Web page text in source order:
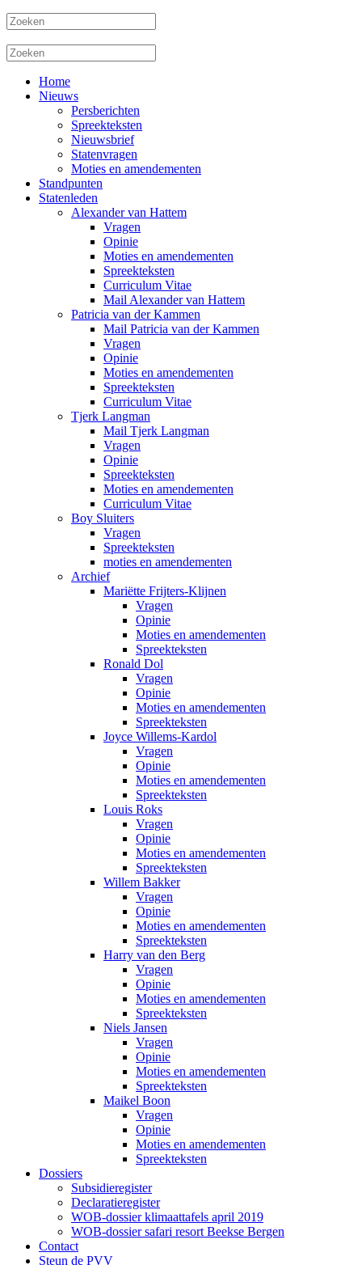
Home
Nieuws
Persberichten
Spreekteksten
Nieuwsbrief
Statenvragen
Moties en amendementen
Standpunten
Statenleden
Alexander van Hattem
Vragen
Opinie
Moties en amendementen
Spreekteksten
Curriculum Vitae
Mail Alexander van Hattem
Patricia van der Kammen
Mail Patricia van der Kammen
Vragen
Opinie
Moties en amendementen
Spreekteksten
Curriculum Vitae
Tjerk Langman
Mail Tjerk Langman
Vragen
Opinie
Spreekteksten
Moties en amendementen
Curriculum Vitae
Boy Sluiters
Vragen
Spreekteksten
moties en amendementen
Archief
Mariëtte Frijters-Klijnen
Vragen
Opinie
Moties en amendementen
Spreekteksten
Ronald Dol
Vragen
Opinie
Moties en amendementen
Spreekteksten
Joyce Willems-Kardol
Vragen
Opinie
Moties en amendementen
Spreekteksten
Louis Roks
Vragen
Opinie
Moties en amendementen
Spreekteksten
Willem Bakker
Vragen
Opinie
Moties en amendementen
Spreekteksten
Harry van den Berg
Vragen
Opinie
Moties en amendementen
Spreekteksten
Niels Jansen
Vragen
Opinie
Moties en amendementen
Spreekteksten
Maikel Boon
Vragen
Opinie
Moties en amendementen
Spreekteksten
Dossiers
Subsidieregister
Declaratieregister
WOB-dossier klimaattafels april 2019
WOB-dossier safari resort Beekse Bergen
Contact
Steun de PVV